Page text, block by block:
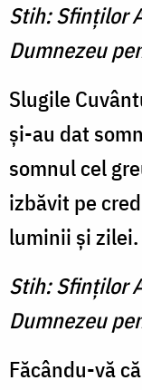
Stih: Sfinţilor
Dumnezeu
Slugile
şi-au dat
somnul cel
izbăvit pe
luminii şi zilei.
Stih: Sfinţilor
Dumnezeu
Făcându-vă